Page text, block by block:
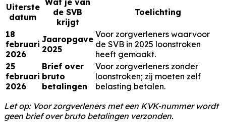
Uiterste
datum
de SVB
krijgt
Toelichting
18
februari
2026
Jaaropgave
2025
Voor zorgverleners waarvoor
de SVB in 2025 loonstroken
heeft gemaakt.
25
februari
2026
Brief over
bruto
betalingen
Voor zorgverleners zonder
loonstroken; zij moeten zelf
belasting betalen.
Let op: Voor zorgverleners met een KVK-nummer wordt
geen brief over bruto betalingen verzonden.